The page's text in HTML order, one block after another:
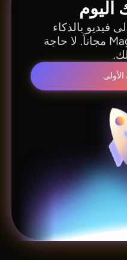
اليوم
فيديو بالذكاء
الاصطناعي من MagicLight مجاناً. لا حاجة